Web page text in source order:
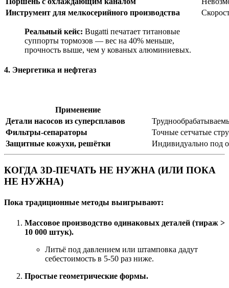
Инструмент для мелкосерийного производства
Реальный кейс: Bugatti печатает титановые
суппорты тормозов — вес на 40% меньше,
прочность выше, чем у кованых алюминиевых.
4. Энергетика и нефтегаз
Применение
Детали насосов из суперсплавов
Фильтры-сепараторы
Точные сетчатые
Защитные кожухи, решётки
Индивидуально под
КОГДА 3D-ПЕЧАТЬ НЕ НУЖНА (ИЛИ ПОКА
НЕ НУЖНА)
Пока традиционные методы выигрывают:
Массовое производство одинаковых деталей (тираж >
10 000 штук).
Литьё под давлением или штамповка дадут
себестоимость в 5-50 раз ниже.
Простые геометрические формы.